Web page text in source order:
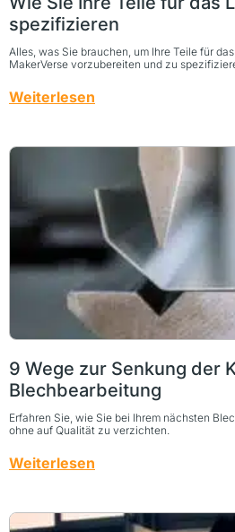
spezifizieren
Alles, was Sie brauchen, um Ihre Teile für
MakerVerse vorzubereiten und zu
Weiterlesen
9 Wege zur Senkung der
Blechbearbeitung
Erfahren Sie, wie Sie bei Ihrem nächsten
ohne auf Qualität zu verzichten.
Weiterlesen